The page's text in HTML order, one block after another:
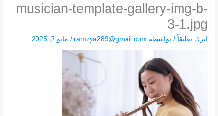
musician-template-gallery-img-b-
3-1.jpg
اترك تعليقاً / بواسطة ramzya289@gmail.com
/ مايو 7, 2025